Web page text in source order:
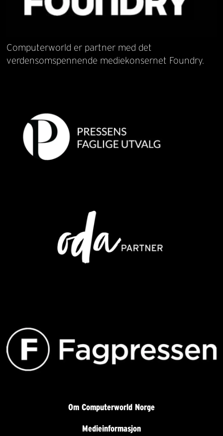
Computerworld er partner med det
verdensomspennende mediekonsernet Foundry.
Om Computerworld Norge
Medieinformasjon